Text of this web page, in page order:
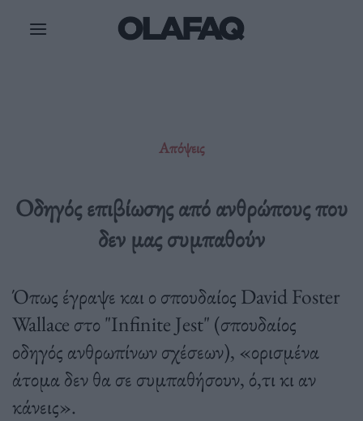
Απόψεις
Οδηγός επιβίωσης από ανθρώπους που
δεν μας συμπαθούν
Όπως έγραψε και ο σπουδαίος David Foster
Wallace στο "Infinite Jest" (σπουδαίος
οδηγός ανθρωπίνων σχέσεων), «ορισμένα
άτομα δεν θα σε συμπαθήσουν, ό,τι κι αν
κάνεις».